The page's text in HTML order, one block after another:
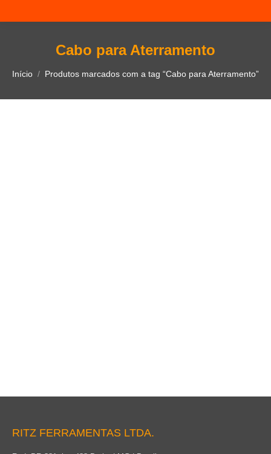
Cabo para Aterramento
Você está aqui:
Início Produtos marcados com a tag “Cabo para Aterramento”
RITZ FERRAMENTAS LTDA.